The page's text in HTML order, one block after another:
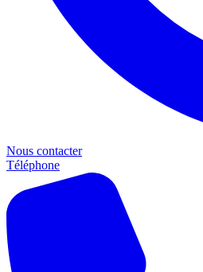
Nous contacter
Téléphone